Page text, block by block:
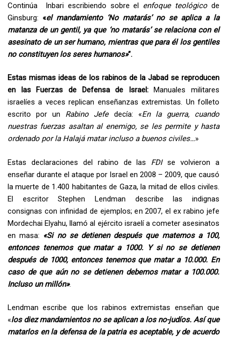
Continúa Inbari escribiendo sobre el enfoque teológico de
Ginsburg: «el mandamiento ‘No matarás’ no se aplica a la
matanza de un gentil, ya que ‘no matarás’ se relaciona con el
asesinato de un ser humano, mientras que para él los gentiles
no constituyen los seres humanos»”.
Estas mismas ideas de los rabinos de la Jabad se reproducen
en las Fuerzas de Defensa de Israel:Manuales militares
israelíes a veces replican enseñanzas extremistas. Un folleto
escrito por un Rabino Jefedecía: «En la guerra, cuando
nuestras fuerzas asaltan al enemigo, se les permite y hasta
ordenado por la Halajá matar incluso a buenos civiles…»
Estas declaraciones del rabino de las FDIse volvieron a
enseñar durante el ataque por Israel en 2008 – 2009, que causó
la muerte de 1.400 habitantes de Gaza, la mitad de ellos civiles.
El escritor Stephen Lendman describe las indignas
consignas con infinidad de ejemplos; en 2007, el ex rabino jefe
Mordechai Elyahu, llamó al ejército israelí a cometer asesinatos
en masa: «Si no se detienen después que matemos a 100,
entonces tenemos que matar a 1000. Y si no se detienen
después de 1000, entonces tenemos que matar a 10.000. En
caso de que aún no se detienen debemos matar a 100.000.
Incluso un millón».
Lendman escribe que los rabinos extremistas enseñan que
«los diez mandamientos no se aplican a los no-judíos. Así que
matarlos en la defensa de la patria es aceptable, y de acuerdo